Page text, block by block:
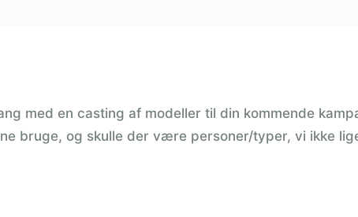
med en casting af modeller til din kommende
bruge, og skulle der være personer/typer, vi ikke